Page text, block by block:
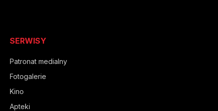
SERWISY
Patronat medialny
Fotogalerie
Kino
Apteki